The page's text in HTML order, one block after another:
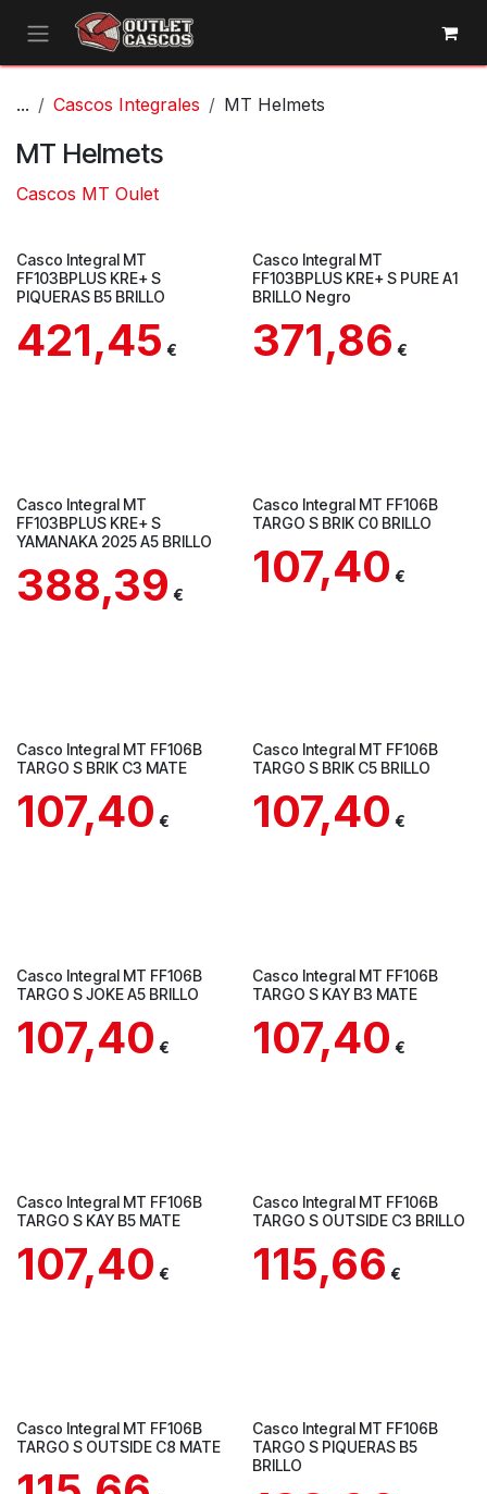
Ir al contenido
... Cascos Integrales MT Helmets
MT Helmets
Cascos MT Oulet
Casco Integral MT
FF103BPLUS KRE+ S
PIQUERAS B5 BRILLO
421,45 €
Casco Integral MT
FF103BPLUS KRE+ S PURE A1
BRILLO Negro
371,86 €
Casco Integral MT
FF103BPLUS KRE+ S
YAMANAKA 2025 A5 BRILLO
388,39 €
En Tienda
Casco Integral MT FF106B
TARGO S BRIK C0 BRILLO
107,40 €
Casco Integral MT FF106B
TARGO S BRIK C3 MATE
107,40 €
En Tienda
Casco Integral MT FF106B
TARGO S BRIK C5 BRILLO
107,40 €
Casco Integral MT FF106B
TARGO S JOKE A5 BRILLO
107,40 €
Casco Integral MT FF106B
TARGO S KAY B3 MATE
107,40 €
Casco Integral MT FF106B
TARGO S KAY B5 MATE
107,40 €
Casco Integral MT FF106B
TARGO S OUTSIDE C3 BRILLO
115,66 €
En Tienda
Casco Integral MT FF106B
TARGO S OUTSIDE C8 MATE
En Tienda
Casco Integral MT FF106B
TARGO S PIQUERAS B5
BRILLO